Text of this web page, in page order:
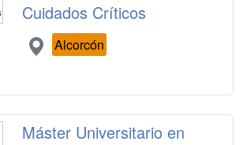
Cuidados Críticos
Alcorcón
Máster Universitario en